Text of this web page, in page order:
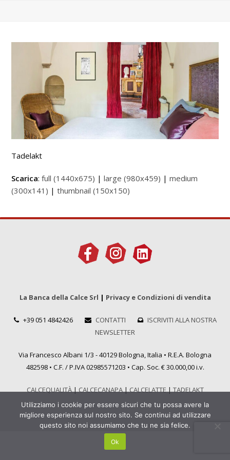
Tadelakt
Scarica:full (1440x675) |large (980x459) |medium
(300x141) |thumbnail (150x150)
La Banca della Calce Srl | Privacy e Condizioni di vendita
+39 051 4842426 CONTATTI
ISCRIVITI ALLA NOSTRA
NEWSLETTER
Via Francesco Albani 1/3 - 40129 Bologna, Italia • R.E.A. Bologna
482598 • C.F. / P.IVA 02985571203 • Cap. Soc. € 30.000,00 i.v.
CALCEQUALITÀ|CALCECANAPA|CALCELATTE|TADELAKT
Utilizziamo i cookie per essere sicuri che tu possa avere la
migliore esperienza sul nostro sito. Se continui ad utilizzare
questo sito noi assumiamo che tu ne sia felice.
Ok